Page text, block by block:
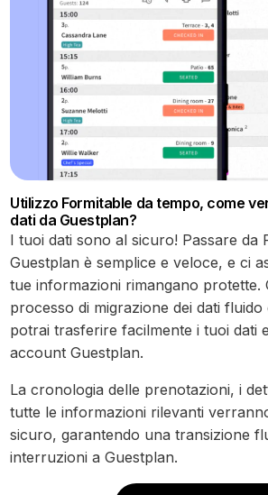
Utilizzo Formitable da tempo, come
dati da Guestplan?
I tuoi dati sono al sicuro! Passare da
Guestplan è semplice e veloce, e ci
tue informazioni rimangano protette.
processo di migrazione dei dati
potrai trasferire facilmente i tuoi dati
account Guestplan.
La cronologia delle prenotazioni, i
tutte le informazioni rilevanti
sicuro, garantendo una transizione
interruzioni a Guestplan.